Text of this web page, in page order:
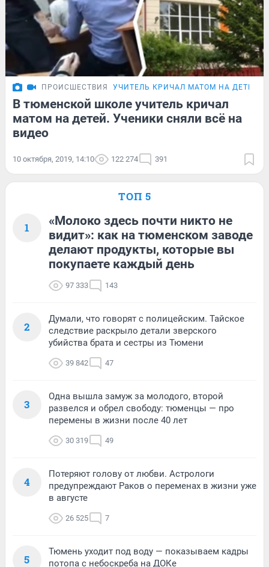
ПРОИСШЕСТВИЯ УЧИТЕЛЬ КРИЧАЛ МАТОМ НА ДЕТЕЙ
В тюменской школе учитель кричал
матом на детей. Ученики сняли всё на
видео
10 октября, 2019, 14:10 122 274 391
ТОП 5
1
«Молоко здесь почти никто не
видит»: как на тюменском заводе
делают продукты, которые вы
покупаете каждый день
97 333 143
2
Думали, что говорят с полицейским. Тайское
следствие раскрыло детали зверского
убийства брата и сестры из Тюмени
39 842 47
3
Одна вышла замуж за молодого, второй
развелся и обрел свободу: тюменцы — про
перемены в жизни после 40 лет
30 319 49
4
Потеряют голову от любви. Астрологи
предупреждают Раков о переменах в жизни уже
в августе
26 525 7
5
Тюмень уходит под воду — показываем кадры
потопа с небоскреба на ДОКе